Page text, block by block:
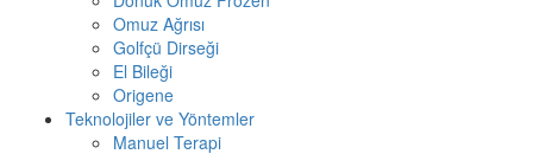
Omuz Ağrısı
Golfçü Dirseği
El Bileği
Origene
Teknolojiler ve Yöntemler
Manuel Terapi